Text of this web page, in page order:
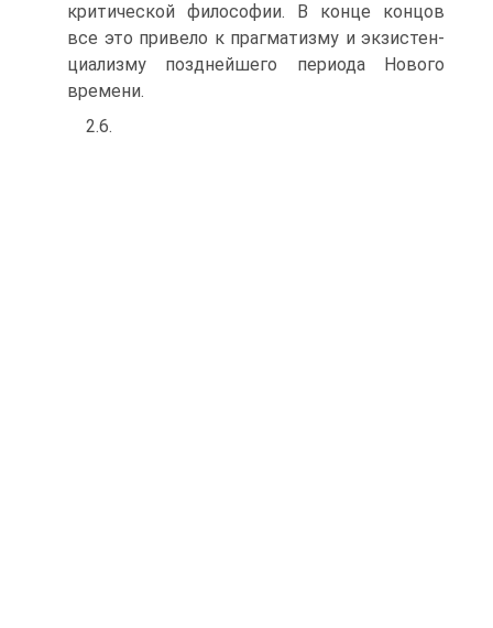
критической филосо­фии. В конце концов
все это привело к прагматизму и экзистен­
циализму позднейшего периода Нового
времени.
2.6.